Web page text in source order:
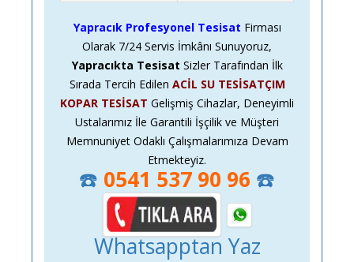
Yapracık Profesyonel Tesisat Firması
Olarak 7/24 Servis İmkânı Sunuyoruz,
Yapracıkta Tesisat Sizler Tarafından İlk
Sırada Tercih Edilen ACİL SU TESİSATÇIM
KOPAR TESİSAT Gelişmiş Cihazlar, Deneyimli
Ustalarımız İle Garantili İşçilik ve Müşteri
Memnuniyet Odaklı Çalışmalarımıza Devam
Etmekteyiz.
☎️ 0541 537 90 96 ☎️
Whatsapptan Yaz